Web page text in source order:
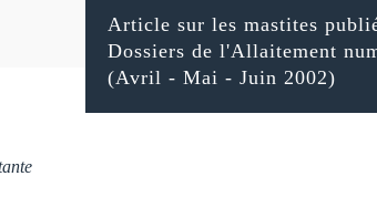
Article sur les mastites
Dossiers de l'Allaitement
(Avril - Mai - Juin 2002)